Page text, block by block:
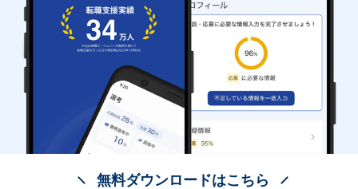
無料ダウンロードはこちら